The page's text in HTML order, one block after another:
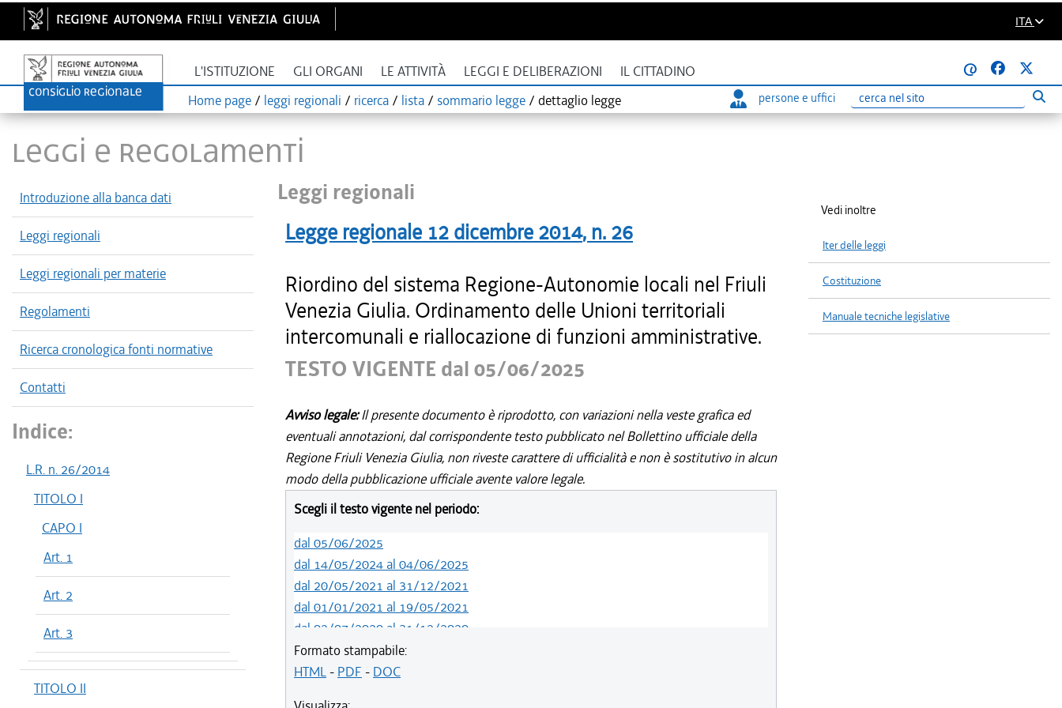
ITA
L'ISTITUZIONE GLI ORGANI LE ATTIVITÀ LEGGI E DELIBERAZIONI IL CITTADINO
@
Home page / leggi regionali / ricerca / lista / sommario legge / dettaglio legge persone e uffici
Ricerca
LEGGI E REGOLAMENTI
Introduzione alla banca dati
Leggi regionali
Leggi regionali per materie
Regolamenti
Ricerca cronologica fonti normative
Contatti
Indice:
L.R. n. 26/2014
TITOLO I
CAPO I
Art. 1
Art. 2
Art. 3
TITOLO II
Leggi regionali
Legge regionale 12 dicembre 2014, n. 26
Riordino del sistema Regione-Autonomie locali nel Friuli
Venezia Giulia. Ordinamento delle Unioni territoriali
intercomunali e riallocazione di funzioni amministrative.
TESTO VIGENTE dal 05/06/2025
Avviso legale:Il presente documento è riprodotto, con variazioni nella veste grafica ed
eventuali annotazioni, dal corrispondente testo pubblicato nel Bollettino ufficiale della
Regione Friuli Venezia Giulia, non riveste carattere di ufficialità e non è sostitutivo in alcun
modo della pubblicazione ufficiale avente valore legale.
Scegli il testo vigente nel periodo:
dal 05/06/2025
dal 14/05/2024 al 04/06/2025
dal 20/05/2021 al 31/12/2021
dal 01/01/2021 al 19/05/2021
dal 02/07/2020 al 31/12/2020
dal 01/07/2020 al 01/07/2020
dal 21/05/2020 al 30/06/2020
Formato stampabile:
HTML- PDF - DOC
Vedi inoltre
Iter delle leggi
Costituzione
Manuale tecniche legislative